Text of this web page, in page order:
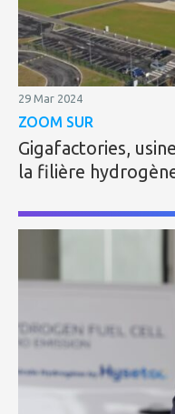
29 Mar 2024
ZOOM SUR
Gigafactories,
la filière